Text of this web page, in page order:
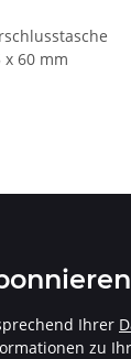
x 60 mm
Ihrer
zu